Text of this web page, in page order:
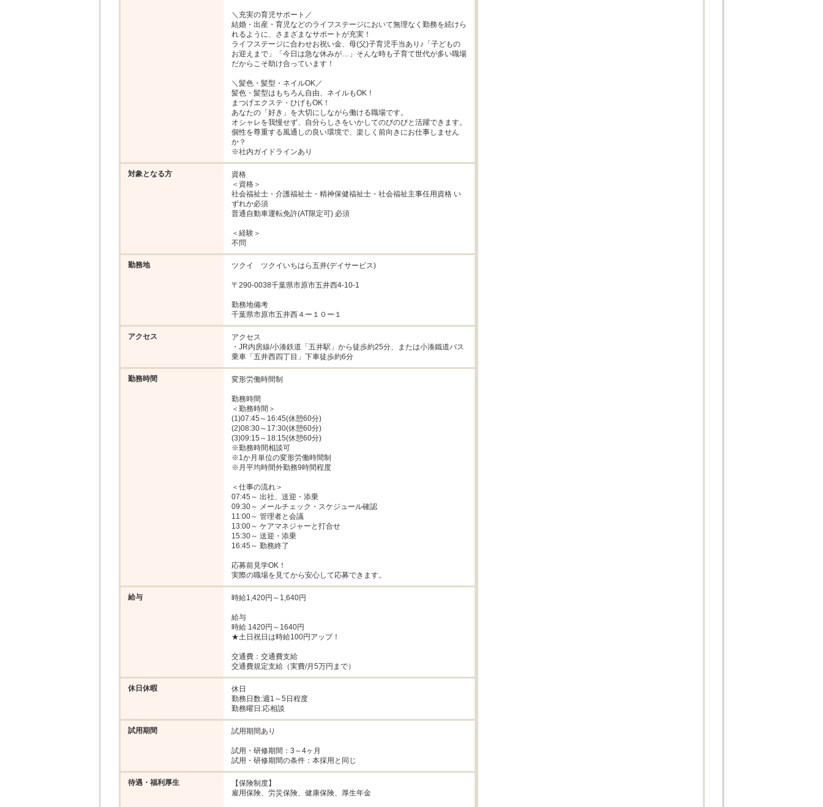
＼充実の育児サポート／
結婚・出産・育児などのライフステージにおいて無理なく勤務を続けら
れるように、さまざまなサポートが充実！
ライフステージに合わせお祝い金、母(父)子育児手当あり♪「子どもの
お迎えまで」「今日は急な休みが…」そんな時も子育て世代が多い職場
だからこそ助け合っています！
＼髪色・髪型・ネイルOK／
髪色・髪型はもちろん自由、ネイルもOK！
まつげエクステ・ひげもOK！
あなたの「好き」を大切にしながら働ける職場です。
オシャレを我慢せず、自分らしさをいかしてのびのびと活躍できます。
個性を尊重する風通しの良い環境で、楽しく前向きにお仕事しません
か？
※社内ガイドラインあり
対象となる方
資格
＜資格＞
社会福祉士・介護福祉士・精神保健福祉士・社会福祉主事任用資格 い
ずれか必須
普通自動車運転免許(AT限定可) 必須
＜経験＞
不問
勤務地 ツクイ　ツクイいちはら五井(デイサービス)
〒290-0038千葉県市原市五井西4-10-1
勤務地備考
千葉県市原市五井西４ー１０ー１
アクセス
アクセス
・JR内房線/小湊鉄道「五井駅」から徒歩約25分、または小湊鐵道バス
乗車「五井西四丁目」下車徒歩約6分
勤務時間 変形労働時間制
勤務時間
＜勤務時間＞
(1)07:45～16:45(休憩60分)
(2)08:30～17:30(休憩60分)
(3)09:15～18:15(休憩60分)
※勤務時間相談可
※1か月単位の変形労働時間制
※月平均時間外勤務9時間程度
＜仕事の流れ＞
07:45～ 出社、送迎・添乗
09:30～ メールチェック・スケジュール確認
11:00～ 管理者と会議
13:00～ ケアマネジャーと打合せ
15:30～ 送迎・添乗
16:45～ 勤務終了
応募前見学OK！
実際の職場を見てから安心して応募できます。
給与 時給1,420円～1,640円
給与
時給 1420円～1640円
★土日祝日は時給100円アップ！
交通費：交通費支給
交通費規定支給（実費/月5万円まで）
休日休暇
休日
勤務日数:週1～5日程度
勤務曜日:応相談
試用期間 試用期間あり
試用・研修期間：3～4ヶ月
待遇・福利厚生
【保険制度】
雇用保険、労災保険、健康保険、厚生年金